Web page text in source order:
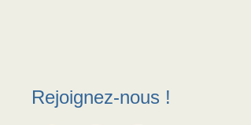
Rejoignez-nous !